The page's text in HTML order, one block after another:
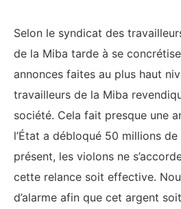
‎Selon le syndicat des
de la Miba tarde à se
annonces faites au plus haut
travailleurs de la Miba
société. Cela fait presque une
l’État a débloqué 50 millions de
présent, les violons ne
cette relance soit effective.
d’alarme afin que cet argent